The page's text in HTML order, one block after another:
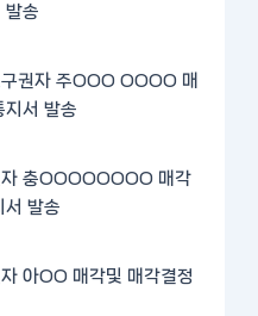
발송
권자 주OOO OOOO 매
지서 발송
충OOOOOOOO 매각
서 발송
아OO 매각및 매각결정